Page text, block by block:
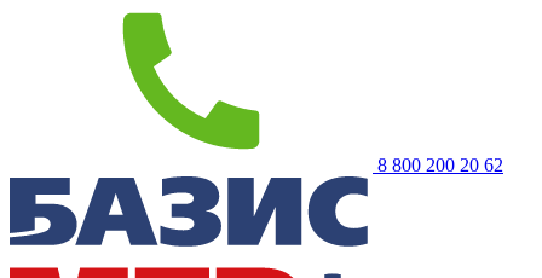
8 800 200 20 62